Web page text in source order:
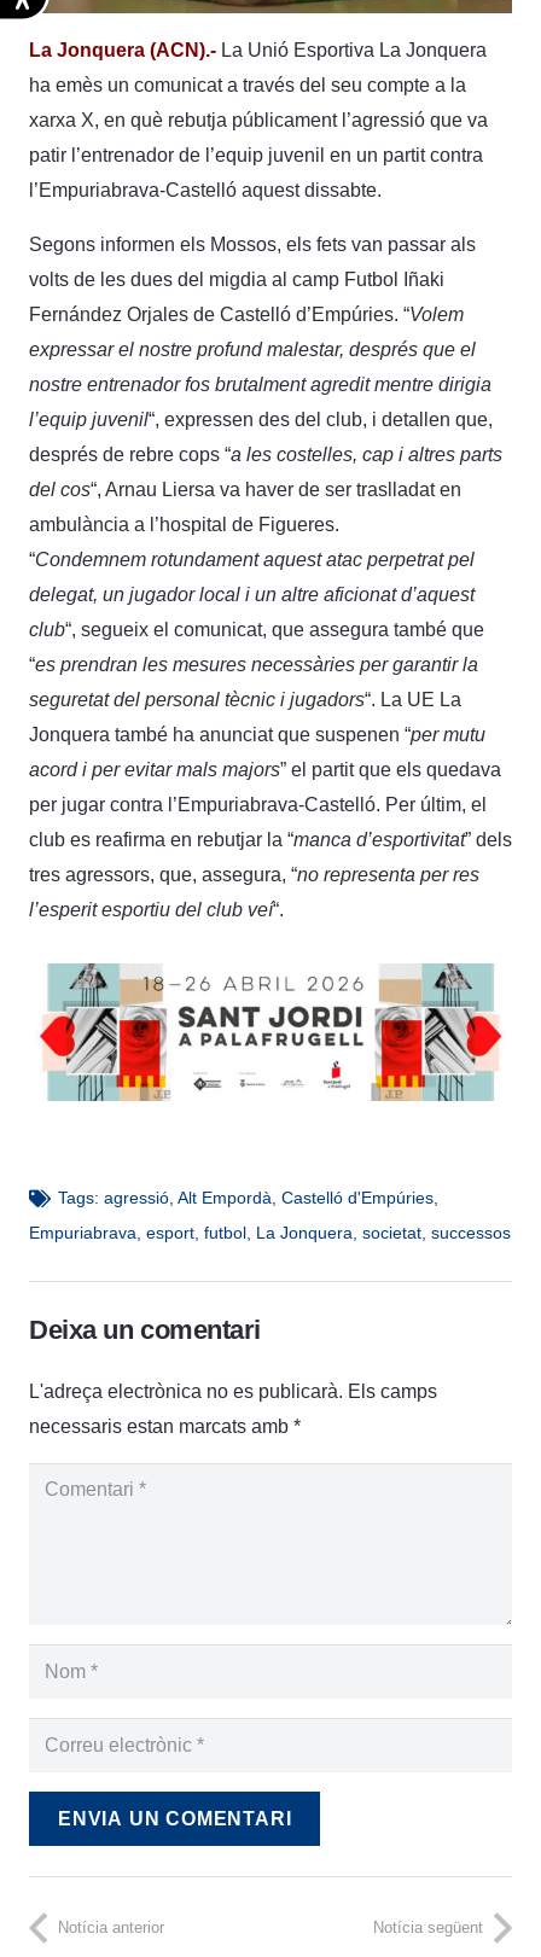
La Jonquera (ACN).- La Unió Esportiva La Jonquera
ha emès un comunicat a través del seu compte a la
xarxa X, en què rebutja públicament l’agressió que va
patir l’entrenador de l’equip juvenil en un partit contra
l’Empuriabrava-Castelló aquest dissabte.
Segons informen els Mossos, els fets van passar als
volts de les dues del migdia al camp Futbol Iñaki
Fernández Orjales de Castelló d’Empúries. “Volem
expressar el nostre profund malestar, després que el
nostre entrenador fos brutalment agredit mentre dirigia
l’equip juvenil“, expressen des del club, i detallen que,
després de rebre cops “a les costelles, cap i altres parts
del cos“, Arnau Liersa va haver de ser traslladat en
ambulància a l’hospital de Figueres.
“Condemnem rotundament aquest atac perpetrat pel
delegat, un jugador local i un altre aficionat d’aquest
club“, segueix el comunicat, que assegura també que
“es prendran les mesures necessàries per garantir la
seguretat del personal tècnic i jugadors“. La UE La
Jonquera també ha anunciat que suspenen “per mutu
acord i per evitar mals majors” el partit que els quedava
per jugar contra l’Empuriabrava-Castelló. Per últim, el
club es reafirma en rebutjar la “manca d’esportivitat” dels
tres agressors, que, assegura, “no representa per res
l’esperit esportiu del club veí“.
Tags: agressió, Alt Empordà Castelló d'Empúries,
Empuriabrava esport futbol La Jonquera societat successos
Deixa un comentari
L'adreça electrònica no es publicarà. Els camps
necessaris estan marcats amb *
ENVIA UN COMENTARI
Notícia anterior Notícia següent